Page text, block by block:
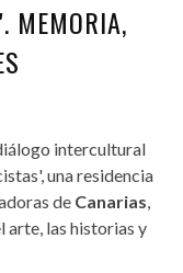
MEMORIA,
intercultural
una residencia
de Canarias,
arte, las historias y